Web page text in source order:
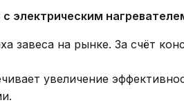
с электрическим
завеса на рынке. За счёт
увеличение